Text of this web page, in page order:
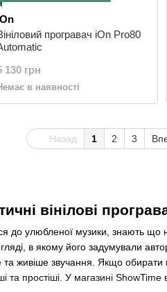
вінілові
до улюбленої музики, знають
в якому його задумували
живіше звучання. Якщо
та простіші. У магазині
програвач iOn Pro80
130 грн
в наявності
Назад 1 2 3